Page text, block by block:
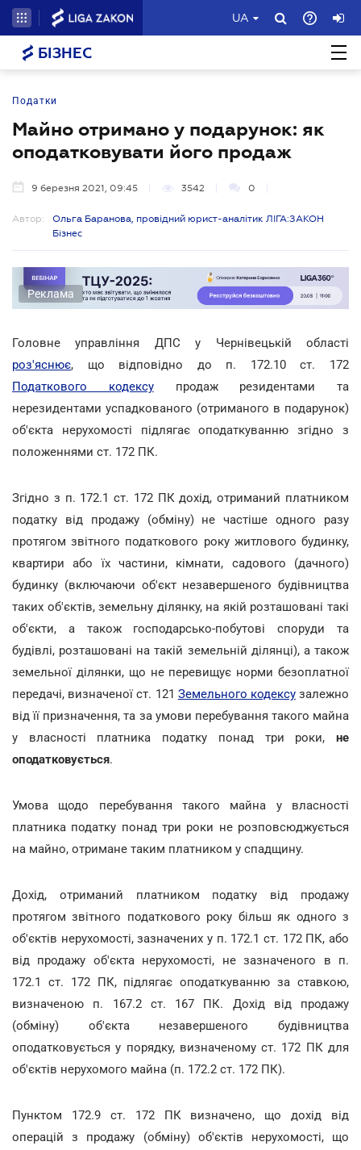
UA
БІЗНЕС
Податки
Майно отримано у подарунок: як
оподатковувати його продаж
9 березня 2021, 09:45 3542 0
Автор:
Ольга Баранова, провідний юрист-аналітик ЛІГА:ЗАКОН
Бізнес
Реклама
Головне управління ДПС у Чернівецькій області
роз'яснює, що відповідно до п. 172.10 ст. 172
Податкового кодексупродаж резидентами та
нерезидентами успадкованого (отриманого в подарунок)
об'єкта нерухомості підлягає оподаткуванню згідно з
положеннями ст. 172 ПК.
Згідно з п. 172.1 ст. 172 ПК дохід, отриманий платником
податку від продажу (обміну) не частіше одного разу
протягом звітного податкового року житлового будинку,
квартири або їх частини, кімнати, садового (дачного)
будинку (включаючи об'єкт незавершеного будівництва
таких об'єктів, земельну ділянку, на якій розташовані такі
об'єкти, а також господарсько-побутові споруди та
будівлі, розташовані на такій земельній ділянці), а також
земельної ділянки, що не перевищує норми безоплатної
передачі, визначеної ст. 121 Земельного кодексузалежно
від її призначення, та за умови перебування такого майна
у власності платника податку понад три роки, не
оподатковується.
Умова щодо перебування такого майна у власності
платника податку понад три роки не розповсюджується
на майно, отримане таким платником у спадщину.
Дохід, отриманий платником податку від продажу
протягом звітного податкового року більш як одного з
об'єктів нерухомості, зазначених у п. 172.1 ст. 172 ПК, або
від продажу об'єкта нерухомості, не зазначеного в п.
172.1 ст. 172 ПК, підлягає оподаткуванню за ставкою,
визначеною п. 167.2 ст. 167 ПК. Дохід від продажу
(обміну) об'єкта незавершеного будівництва
оподатковується у порядку, визначеному ст. 172 ПК для
об'єктів нерухомого майна (п. 172.2 ст. 172 ПК).
Пунктом 172.9 ст. 172 ПК визначено, що дохід від
операцій з продажу (обміну) об'єктів нерухомості, що